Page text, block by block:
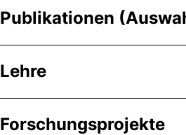
Publikationen
Lehre
Forschungsprojekte